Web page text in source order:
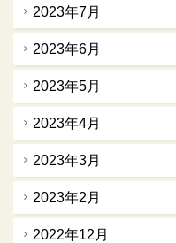
2023年7月
2023年6月
2023年5月
2023年4月
2023年3月
2023年2月
2022年12月